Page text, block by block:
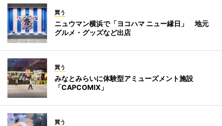
買う
ニュウマン横浜で「ヨコハマ ニュー縁日」 地元
グルメ・グッズなど出店
買う
みなとみらいに体験型アミューズメント施設
「CAPCOMIX」
買う